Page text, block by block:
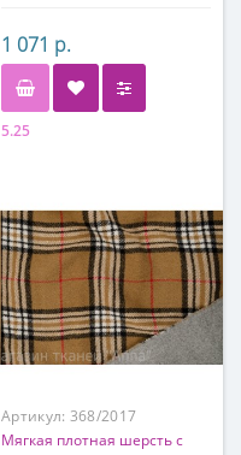
1 071 р.
5.25
Артикул: 368/2017
Мягкая плотная шерсть с